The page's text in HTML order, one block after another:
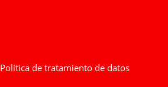
Política de tratamiento de datos